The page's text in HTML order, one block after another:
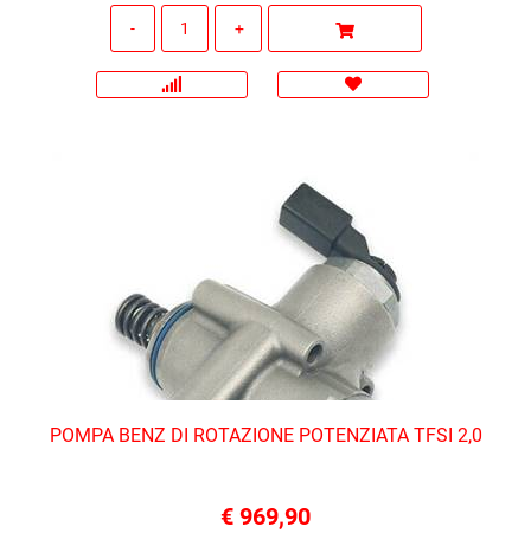
POMPA BENZ DI ROTAZIONE POTENZIATA TFSI 2,0
€ 969,90